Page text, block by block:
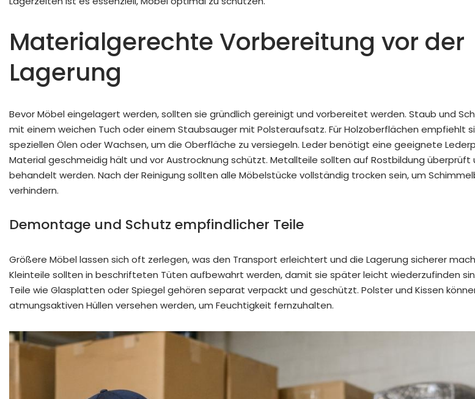
Materialgerechte Vorbereitung vor der
Lagerung
Bevor Möbel eingelagert werden, sollten sie gründlich gereinigt und vorbereitet werden. Staub und
mit einem weichen Tuch oder einem Staubsauger mit Polsteraufsatz. Für Holzoberflächen empfiehlt
speziellen Ölen oder Wachsen, um die Oberfläche zu versiegeln. Leder benötigt eine geeignete
Material geschmeidig hält und vor Austrocknung schützt. Metallteile sollten auf Rostbildung
behandelt werden. Nach der Reinigung sollten alle Möbelstücke vollständig trocken sein, um
verhindern.
Demontage und Schutz empfindlicher Teile
Größere Möbel lassen sich oft zerlegen, was den Transport erleichtert und die Lagerung sicherer
Kleinteile sollten in beschrifteten Tüten aufbewahrt werden, damit sie später leicht wiederzufinden
Teile wie Glasplatten oder Spiegel gehören separat verpackt und geschützt. Polster und Kissen
atmungsaktiven Hüllen versehen werden, um Feuchtigkeit fernzuhalten.